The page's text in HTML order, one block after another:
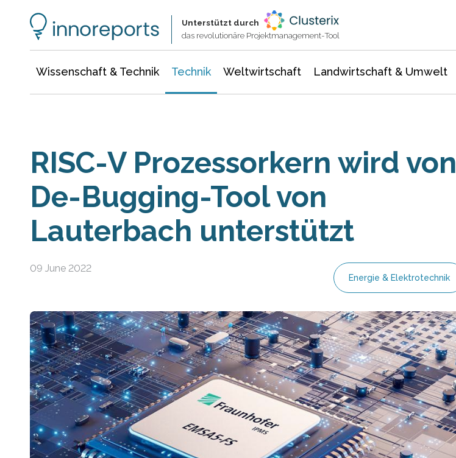
Unterstützt durch
das revolutionäre Projektmanagement-Tool
Wissenschaft & Technik Technik Weltwirtschaft Landwirtschaft & Umwelt
RISC-V Prozessorkern wird von
De-Bugging-Tool von
Lauterbach unterstützt
09 June 2022
Energie & Elektrotechnik